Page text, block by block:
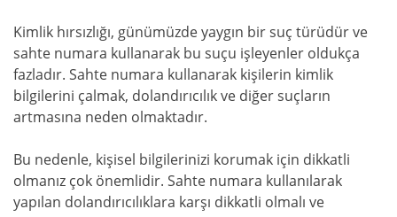
Kimlik hırsızlığı, günümüzde yaygın bir suç türüdür ve
sahte numara kullanarak bu suçu işleyenler oldukça
fazladır. Sahte numara kullanarak kişilerin kimlik
bilgilerini çalmak, dolandırıcılık ve diğer suçların
artmasına neden olmaktadır.
Bu nedenle, kişisel bilgilerinizi korumak için dikkatli
olmanız çok önemlidir. Sahte numara kullanılarak
yapılan dolandırıcılıklara karşı dikkatli olmalı ve